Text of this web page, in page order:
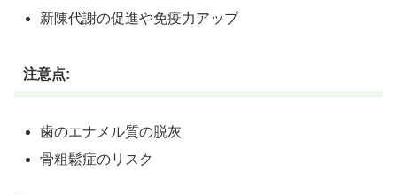
新陳代謝の促進や免疫力アップ
注意点:
歯のエナメル質の脱灰
骨粗鬆症のリスク